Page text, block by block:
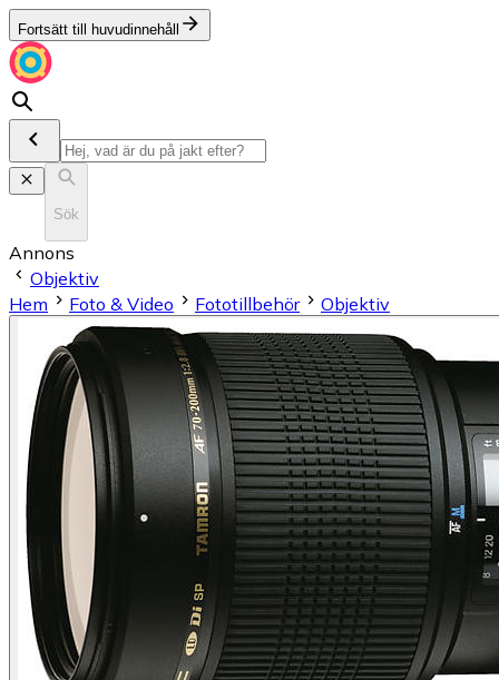
Fortsätt till huvudinnehåll
Sök
Annons
Objektiv
Hem
Foto & Video Fototillbehör Objektiv